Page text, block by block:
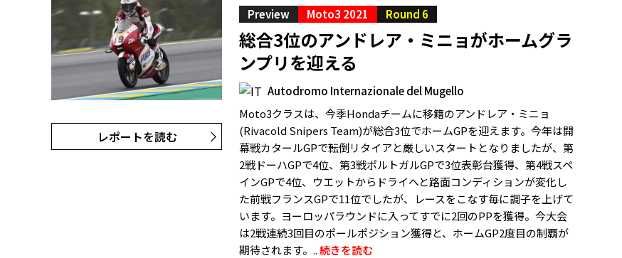
レポートを読む
Preview
Moto3 2021 Round 6
総合3位のアンドレア・ミニョがホームグラ
ンプリを迎える
Autodromo Internazionale del Mugello
Moto3クラスは、今季Hondaチームに移籍のアンドレア・ミニョ
(Rivacold Snipers Team)が総合3位でホームGPを迎えます。今年は開
幕戦カタールGPで転倒リタイアと厳しいスタートとなりましたが、第
2戦ドーハGPで4位、第3戦ポルトガルGPで3位表彰台獲得、第4戦スペ
インGPで4位、ウエットからドライへと路面コンディションが変化し
た前戦フランスGPで11位でしたが、レースをこなす毎に調子を上げて
います。ヨーロッパラウンドに入ってすでに2回のPPを獲得。今大会
は2戦連続3回目のポールポジション獲得と、ホームGP2度目の制覇が
期待されます。..続きを読む